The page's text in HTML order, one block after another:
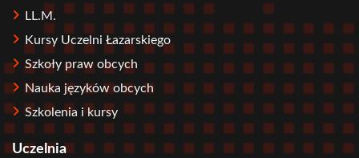
LL.M.
Kursy Uczelni Łazarskiego
Szkoły praw obcych
Nauka języków obcych
Szkolenia i kursy
Uczelnia